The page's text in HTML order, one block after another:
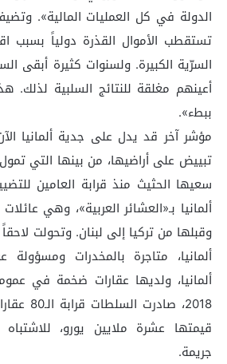
الدولة في كل العمليات المالية».
تستقطب الأموال القذرة دولياً بسبب
السرّية الكبيرة. ولسنوات كثيرة أبقى
أعينهم مغلقة للنتائج السلبية لذلك.
ببطء».
مؤشر آخر قد يدل على جدية ألمانيا
تبييض على أراضيها، من بينها التي
سعيها الحثيث منذ قرابة العامين
ألمانيا بـ«العشائر العربية»، وهي
وقبلها من تركيا إلى لبنان. وتحولت
ألمانيا، متاجرة بالمخدرات
ألمانيا، ولديها عقارات ضخمة في
2018،
قيمتها عشرة ملايين يورو، للاشتباه
جريمة.